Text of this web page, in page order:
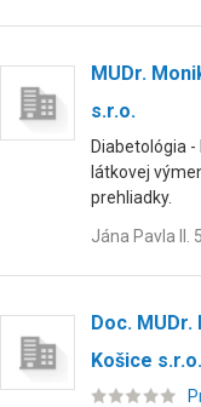
MUDr.
s.r.o.
Diabetológia
látkovej
prehliadky.
Jána Pavla II.
Doc.
Košice s.r.o.